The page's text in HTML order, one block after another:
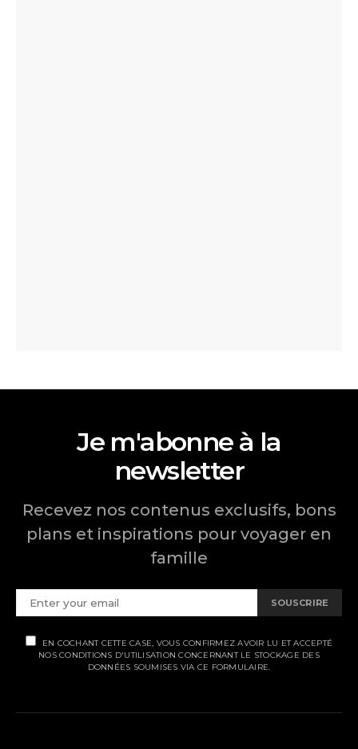
Je m'abonne à la
newsletter
Recevez nos contenus exclusifs, bons
plans et inspirations pour voyager en
famille
SOUSCRIRE
EN COCHANT CETTE CASE, VOUS CONFIRMEZ AVOIR LU ET ACCEPTÉ
NOS CONDITIONS D'UTILISATION CONCERNANT LE STOCKAGE DES
DONNÉES SOUMISES VIA CE FORMULAIRE.